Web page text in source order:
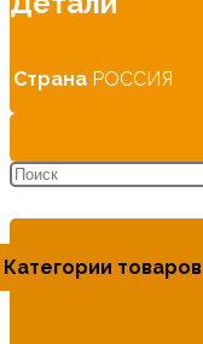
Страна РОССИЯ
Категории товаров